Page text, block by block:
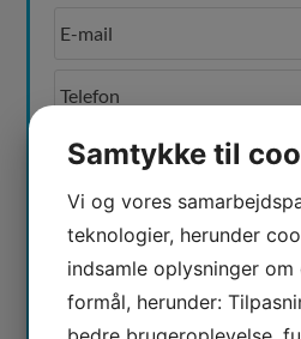
Jeg er ikke en robot
Samtykke til
Vi og vores
teknologier, herunder
indsamle oplysninger
formål, herunder: